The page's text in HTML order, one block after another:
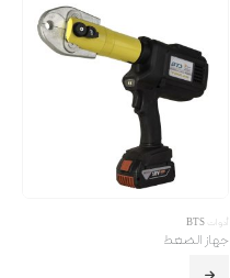
أدوات BTS
جهاز الضغط